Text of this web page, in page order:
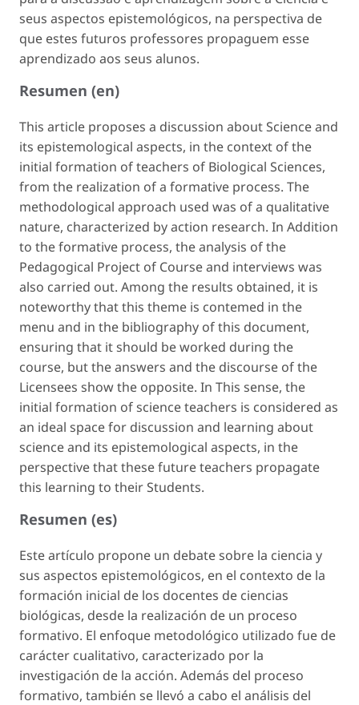
seus aspectos epistemológicos, na perspectiva de
que estes futuros professores propaguem esse
aprendizado aos seus alunos.
Resumen (en)
This article proposes a discussion about Science and
its epistemological aspects, in the context of the
initial formation of teachers of Biological Sciences,
from the realization of a formative process. The
methodological approach used was of a qualitative
nature, characterized by action research. In Addition
to the formative process, the analysis of the
Pedagogical Project of Course and interviews was
also carried out. Among the results obtained, it is
noteworthy that this theme is contemed in the
menu and in the bibliography of this document,
ensuring that it should be worked during the
course, but the answers and the discourse of the
Licensees show the opposite. In This sense, the
initial formation of science teachers is considered as
an ideal space for discussion and learning about
science and its epistemological aspects, in the
perspective that these future teachers propagate
this learning to their Students.
Resumen (es)
Este artículo propone un debate sobre la ciencia y
sus aspectos epistemológicos, en el contexto de la
formación inicial de los docentes de ciencias
biológicas, desde la realización de un proceso
formativo. El enfoque metodológico utilizado fue de
carácter cualitativo, caracterizado por la
investigación de la acción. Además del proceso
formativo, también se llevó a cabo el análisis del